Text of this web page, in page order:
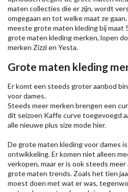
maten collecties die er zijn, wordt
omgegaan en tot welke maat ze
meeste grote maten kleding bij maat
grote maten kleding merken, lopen
merken Zizzien Yesta.
Grote maten kleding
Er komt een steeds groter aanbod
voor dames.
Steeds meer merken brengen een
dit seizoen Kaffecurve toegevoegd
alle nieuweplus size modehier.
De grote maten kleding voor dames
ontwikkeling. Er komen niet alleen
verkopen, maar er is ook steeds
grote maten trends. Zoals het tien
moest doen met wat er was,